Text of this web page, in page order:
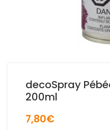
decoSpray
200ml
7,80€